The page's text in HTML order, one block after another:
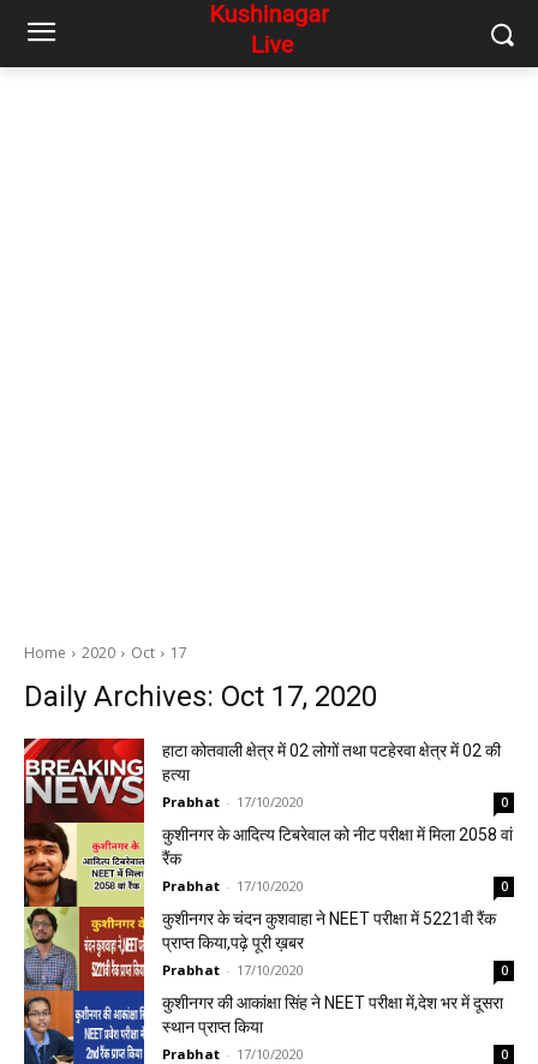
Home 2020 Oct 17
Daily Archives: Oct 17, 2020
हाटा कोतवाली क्षेत्र में 02 लोगों तथा पटहेरवा क्षेत्र में 02 की
हत्या
Prabhat - 17/10/2020 0
कुशीनगर के आदित्य टिबरेवाल को नीट परीक्षा में मिला 2058 वां
रैंक
Prabhat - 17/10/2020 0
कुशीनगर के चंदन कुशवाहा ने NEET परीक्षा में 5221वी रैंक
प्राप्त किया,पढ़े पूरी ख़बर
Prabhat - 17/10/2020 0
कुशीनगर की आकांक्षा सिंह ने NEET परीक्षा में,देश भर में दूसरा
स्थान प्राप्त किया
Prabhat - 17/10/2020 0